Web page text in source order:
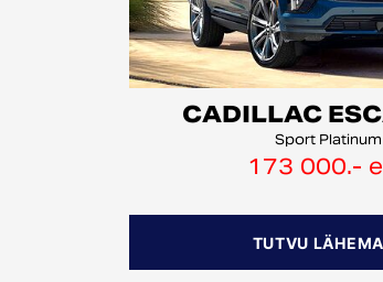
CADILLACSport Platinum
173 000.-
TUTVU